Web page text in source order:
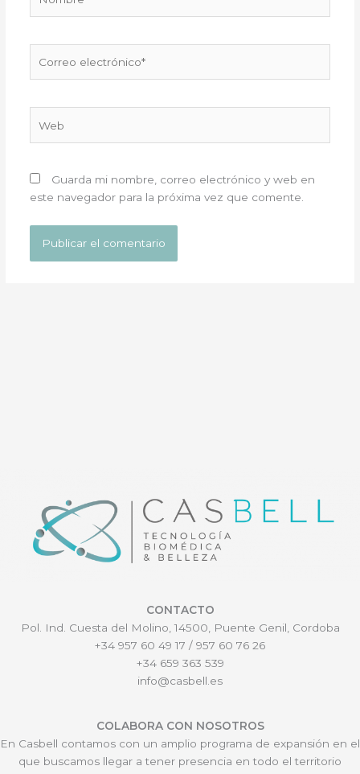
electrónico*
Guarda mi nombre, correo electrónico y web en
este navegador para la próxima vez que comente.
CONTACTO
Pol. Ind. Cuesta del Molino, 14500, Puente Genil, Cordoba
+34 957 60 49 17 / 957 60 76 26
+34 659 363 539
info@casbell.es
COLABORA CON NOSOTROS
En Casbell contamos con un amplio programa de expansión en el
que buscamos llegar a tener presencia en todo el territorio